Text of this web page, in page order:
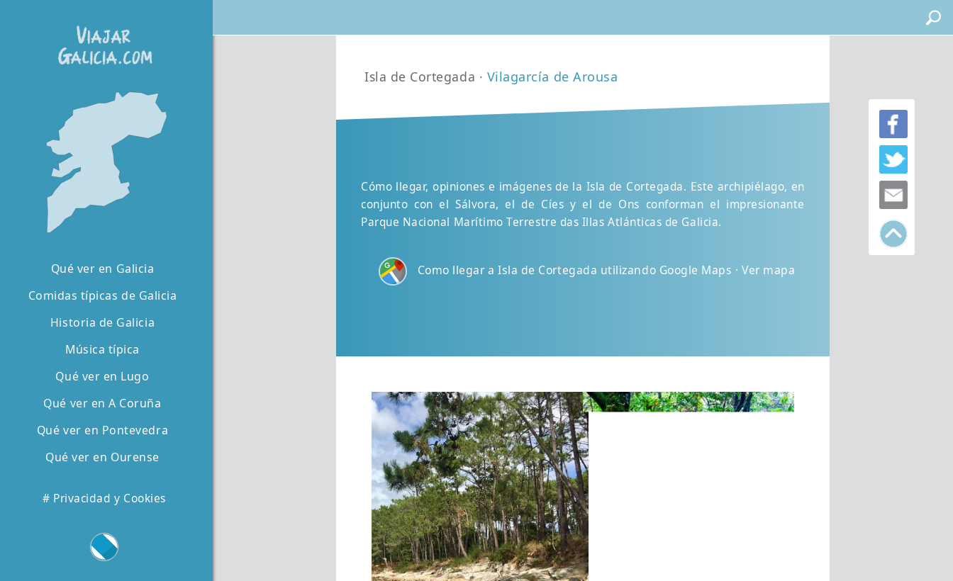
Isla de Cortegada · Vilagarcía de Arousa
Cómo llegar, opiniones e imágenes de la Isla de Cortegada. Este archipiélago, en
conjunto con el Sálvora, el de Cíes y el de Ons conforman el impresionante
Parque Nacional Marítimo Terrestre das Illas Atlánticas de Galicia.
Como llegar a Isla de Cortegada utilizando Google Maps · Ver mapa
Qué ver en Galicia
Comidas típicas de Galicia
Historia de Galicia
Música típica
Qué ver en Lugo
Qué ver en A Coruña
Qué ver en Pontevedra
Qué ver en Ourense
# Privacidad y Cookies